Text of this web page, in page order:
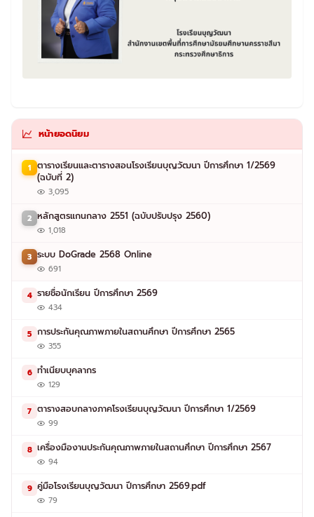
หน้ายอดนิยม
1 ตารางเรียนและตารางสอนโรงเรียนบุญวัฒนา ปีการศึกษา 1/2569
(ฉบับที่ 2)
3,095
2 หลักสูตรแกนกลาง 2551 (ฉบับปรับปรุง 2560)
1,018
3 ระบบ DoGrade 2568 Online
691
4 รายชื่อนักเรียน ปีการศึกษา 2569
434
5 การประกันคุณภาพภายในสถานศึกษา ปีการศึกษา 2565
355
6 ทำเนียบบุคลากร
129
7 ตารางสอบกลางภาคโรงเรียนบุญวัฒนา ปีการศึกษา 1/2569
99
8 เครื่องมืองานประกันคุณภาพภายในสถานศึกษา ปีการศึกษา 2567
94
9 คู่มือโรงเรียนบุญวัฒนา ปีการศึกษา 2569.pdf
79